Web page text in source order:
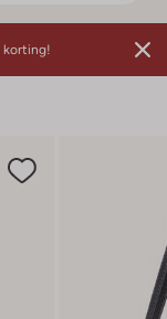
korting!